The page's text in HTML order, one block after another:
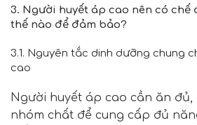
3. Người huyết áp cao nên có chế
thế nào để đảm bảo?
3.1. Nguyên tắc dinh dưỡng chung
cao
Người huyết áp cao cần ăn
nhóm chất để cung cấp đủ